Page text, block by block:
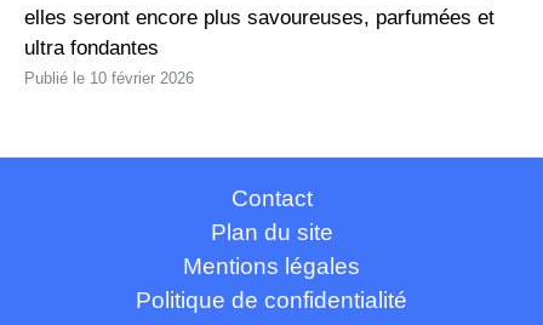
elles seront encore plus savoureuses, parfumées et
ultra fondantes
10 février 2026
Contact
Plan du site
Mentions légales
Politique de confidentialité